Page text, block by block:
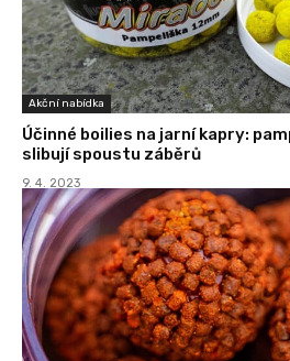
Akční nabídka
Účinné boilies na jarní kapry:
slibují spoustu záběrů
9. 4. 2023